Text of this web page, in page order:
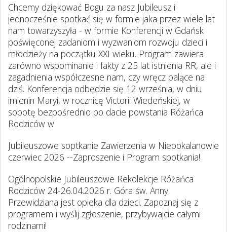
Chcemy dziękować Bogu za nasz Jubileusz i
jednocześnie spotkać się w formie jaka przez wiele lat
nam towarzyszyła - w formie Konferencji w Gdańsk
poświęconej zadaniom i wyzwaniom rozwoju dzieci i
młodzieży na początku XXI wieku. Program zawiera
zarówno wspominanie i fakty z 25 lat istnienia RR, ale i
zagadnienia współczesne nam, czy wręcz palące na
dziś. Konferencja odbędzie się 12 września, w dniu
imienin Maryi, w rocznicę Victorii Wiedeńskiej, w
sobotę bezpośrednio po dacie powstania Różańca
Rodziców w
Jubileuszowe soptkanie Zawierzenia w Niepokalanowie
czerwiec 2026 --Zaproszenie i Program spotkania!
Ogólnopolskie Jubileuszowe Rekolekcje Różańca
Rodziców 24-26.04.2026 r. Góra św. Anny.
Przewidziana jest opieka dla dzieci. Zapoznaj się z
programem i wyślij zgłoszenie, przybywajcie całymi
rodzinami!